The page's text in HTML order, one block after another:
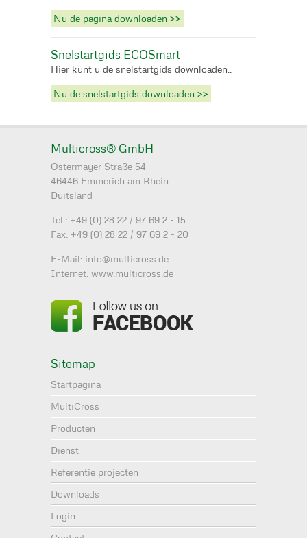
Nu de pagina downloaden >>
Snelstartgids ECOSmart
Hier kunt u de snelstartgids downloaden..
Nu de snelstartgids downloaden >>
Multicross® GmbH
Ostermayer Straße 54
46446 Emmerich am Rhein
Duitsland
Tel.: +49 (0) 28 22 / 97 69 2 - 15
Fax: +49 (0) 28 22 / 97 69 2 - 20
E-Mail: info@multicross.de
Internet: www.multicross.de
Sitemap
Startpagina
MultiCross
Producten
Dienst
Referentie projecten
Downloads
Login